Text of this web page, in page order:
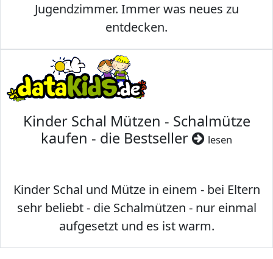
Jugendzimmer. Immer was neues zu
entdecken.
Kinder Schal Mützen - Schalmütze
kaufen - die Bestseller
lesen
Kinder Schal und Mütze in einem - bei Eltern
sehr beliebt - die Schalmützen - nur einmal
aufgesetzt und es ist warm.